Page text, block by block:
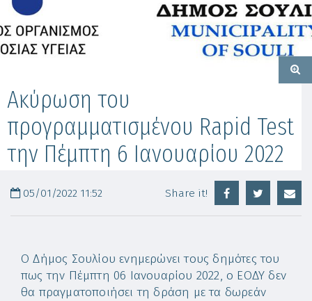
Ακύρωση του
προγραμματισμένου Rapid Test
την Πέμπτη 6 Ιανουαρίου 2022
05/01/2022 11:52 Share it!
Ο Δήμος Σουλίου ενημερώνει τους δημότες του
πως την Πέμπτη 06 Ιανουαρίου 2022, ο ΕΟΔΥ δεν
θα πραγματοποιήσει τη δράση με τα δωρεάν